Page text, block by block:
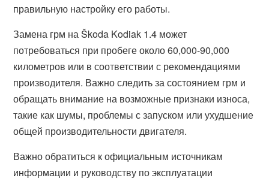
правильную настройку его работы.
Замена грм на Škoda Kodiak 1.4 может
потребоваться при пробеге около 60,000-90,000
километров или в соответствии с рекомендациями
производителя. Важно следить за состоянием грм и
обращать внимание на возможные признаки износа,
такие как шумы, проблемы с запуском или ухудшение
общей производительности двигателя.
Важно обратиться к официальным источникам
информации и руководству по эксплуатации